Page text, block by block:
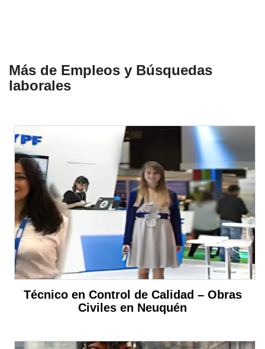
Más de Empleos y Búsquedas
laborales
Técnico en Control de Calidad – Obras
Civiles en Neuquén